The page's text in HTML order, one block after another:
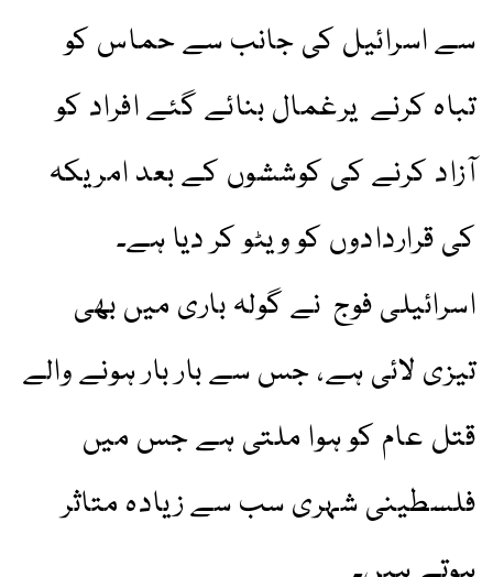
سے اسرائیل کی جانب سے حماس کو
تباہ کرنے یرغمال بنائے گئے افراد کو
آزاد کرنے کی کوششوں کے بعد امریکہ
کی قراردادوں کو ویٹو کر دیا ہے۔
اسرائیلی فوج نے گولہ باری میں بھی
تیزی لائی ہے، جس سے بار بار ہونے والے
قتل عام کو ہوا ملتی ہے جس میں
فلسطینی شہری سب سے زیادہ متاثر